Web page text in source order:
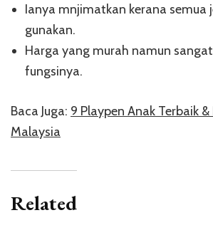
Ianya mnjimatkan kerana semua
gunakan.
Harga yang murah namun
fungsinya.
Baca Juga: 9 Playpen Anak Terbaik &
Malaysia
Related